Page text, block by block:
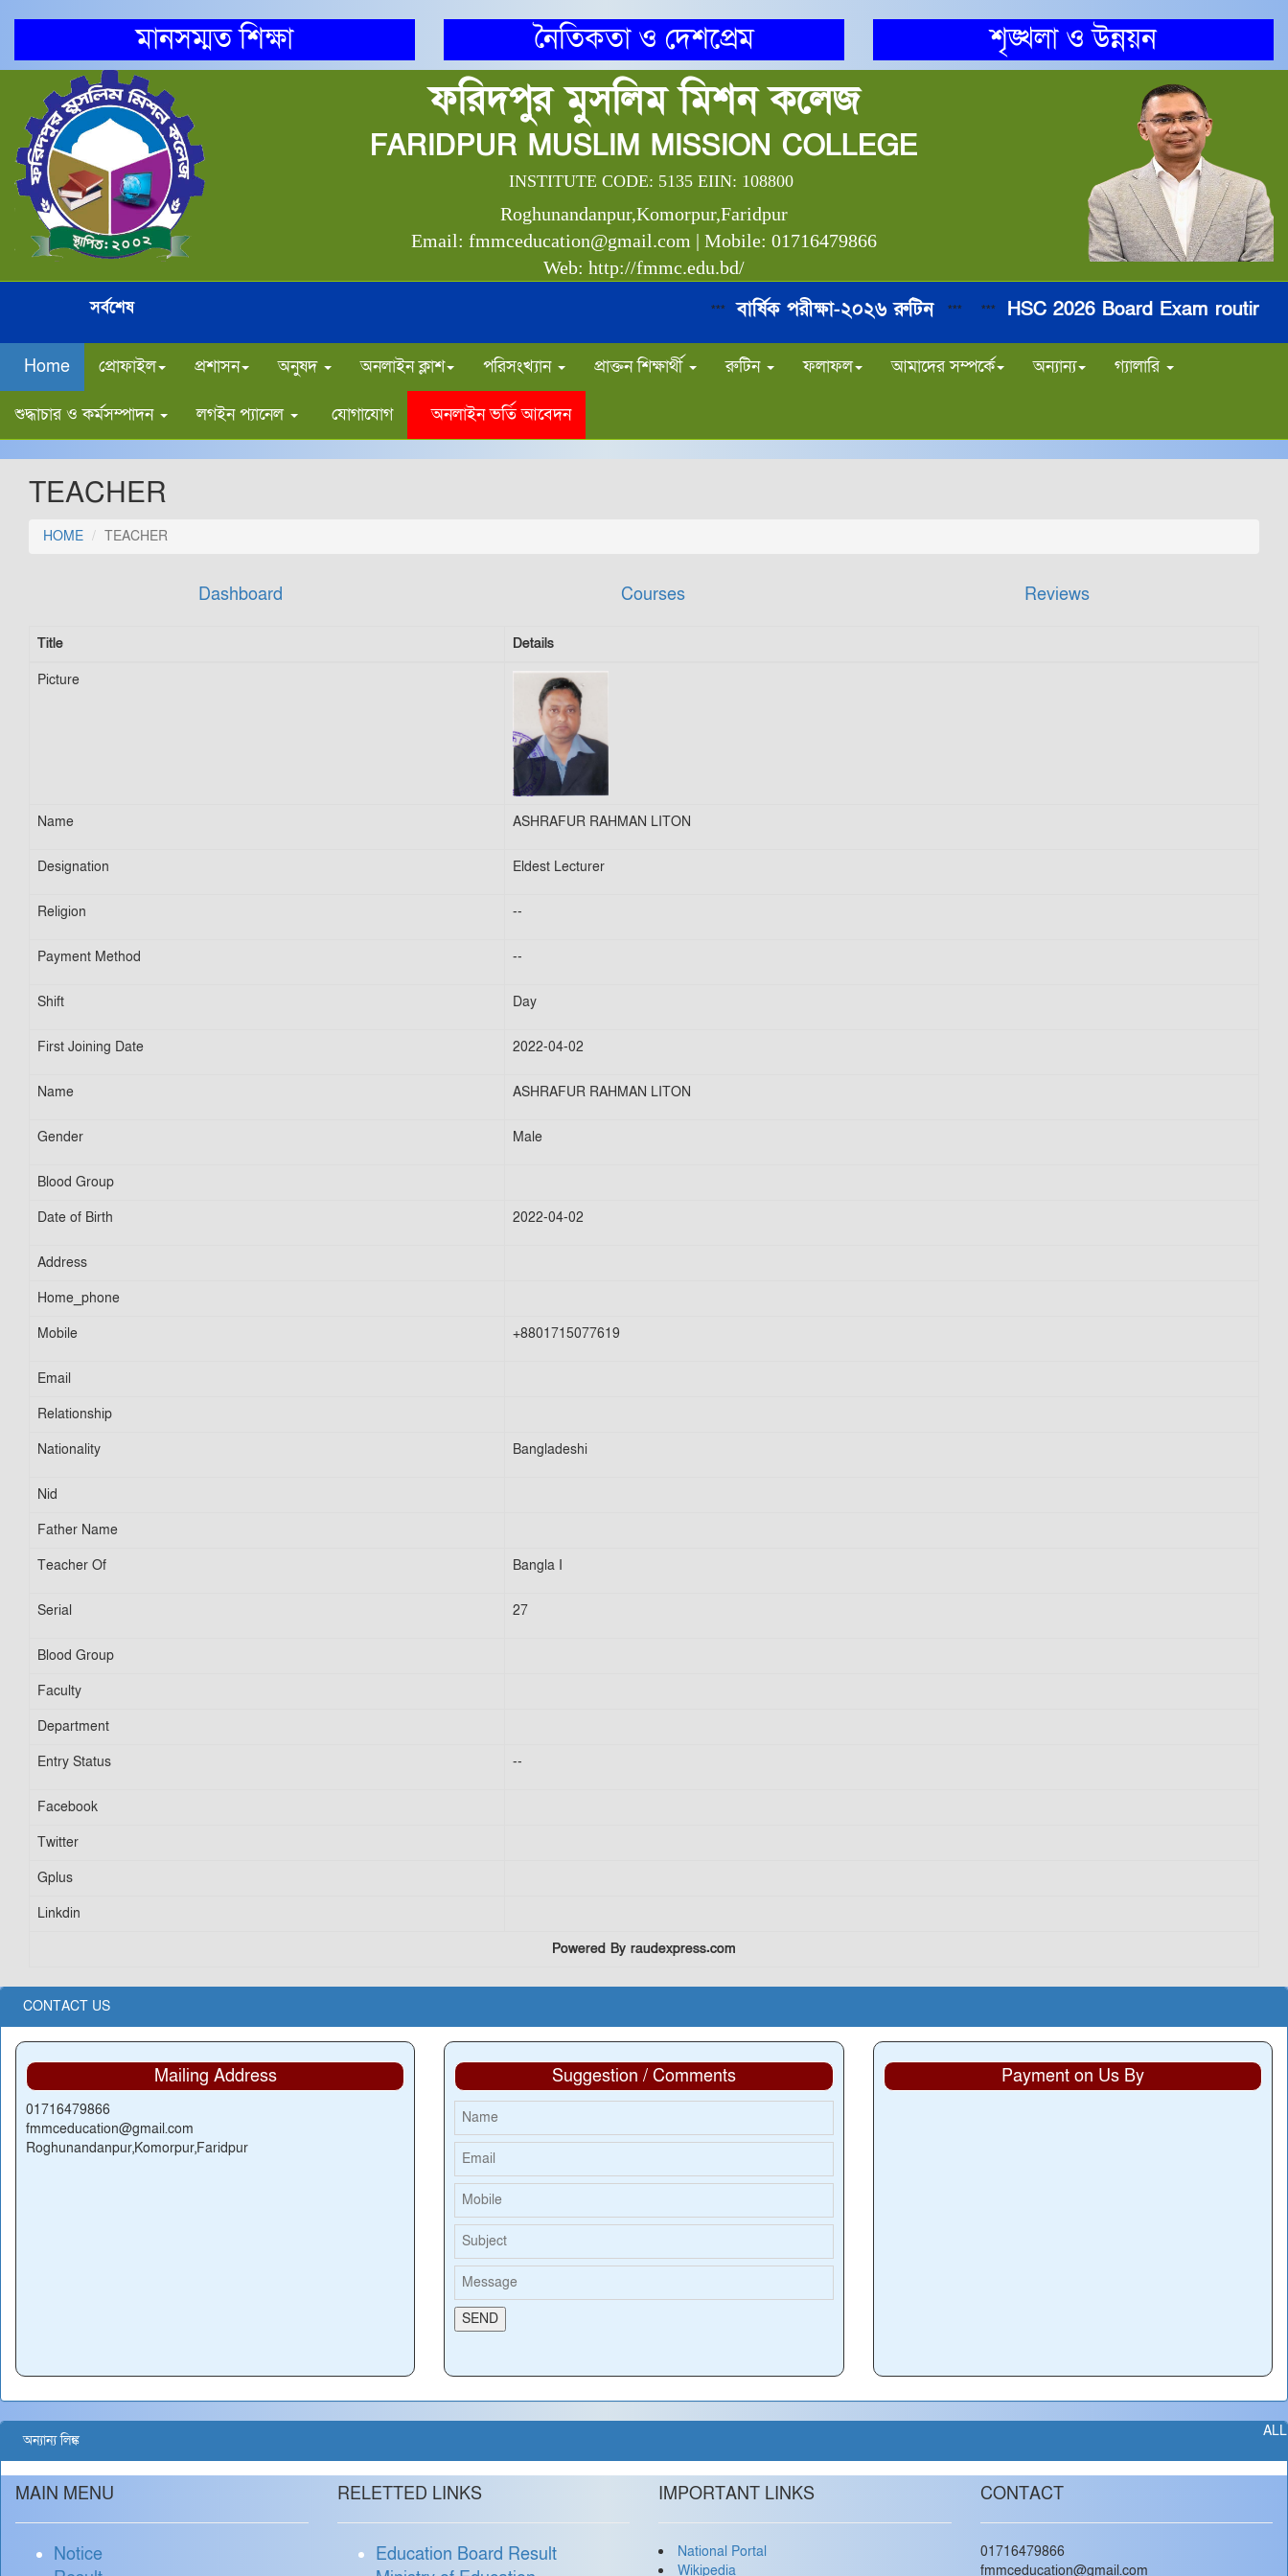
মানসম্মত শিক্ষা নৈতিকতা ও দেশপ্রেম শৃঙ্খলা ও উন্নয়ন
ফরিদপুর মুসলিম মিশন কলেজ
FARIDPUR MUSLIM MISSION COLLEGE
INSTITUTE CODE: 5135 EIIN: 108800
Roghunandanpur,Komorpur,Faridpur
Email: fmmceducation@gmail.com | Mobile: 01716479866
Web: http://fmmc.edu.bd/
সর্বশেষ বার্ষিক পরীক্ষা-২০২৬ রুটিন******HSC 2026 Board Exam routine***
Home প্রোফাইল প্রশাসন অনুষদ অনলাইন ক্লাশ পরিসংখ্যান প্রাক্তন শিক্ষার্থী রুটিন ফলাফল আমাদের সম্পর্কে অন্যান্য গ্যালারি
শুদ্ধাচার ও কর্মসম্পাদন লগইন প্যানেল যোগাযোগ অনলাইন ভর্তি আবেদন
TEACHER
HOME TEACHER
Dashboard Courses Reviews
Title
Details
Picture
Name ASHRAFUR RAHMAN LITON
Designation Eldest Lecturer
Religion --
Payment Method --
Shift Day
First Joining Date 2022-04-02
Name ASHRAFUR RAHMAN LITON
Gender Male
Blood Group
Date of Birth
2022-04-02
Address
Home_phone
Mobile
+8801715077619
Email
Relationship
Nationality
Bangladeshi
Nid
Father Name
Teacher Of
Bangla I
Serial 27
Blood Group
Faculty
Department
Entry Status
--
Facebook
Twitter
Gplus
Linkdin
Powered By raudexpress.com
CONTACT US
Mailing Address
01716479866
fmmceducation@gmail.com
Roghunandanpur,Komorpur,Faridpur
Suggestion / Comments Payment on Us By
ALL
অন্যান্য লিঙ্ক
MAIN MENU
Notice
RELETTED LINKS
Education Board Result
IMPORTANT LINKS
National Portal
Wikipedia
CONTACT
01716479866
fmmceducation@gmail.com